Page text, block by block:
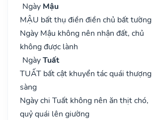
Ngày Mậu
MẬU bất thụ điền điền chủ bất tường
Ngày Mậu không nên nhận đất, chủ
không được lành
NgàyTuất
TUẤT bất cật khuyển tác quái thượng
sàng
Ngày chi Tuất không nên ăn thịt chó,
quỷ quái lên giường